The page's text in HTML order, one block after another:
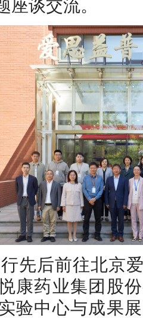
座谈交流。
先后前往北京
康药业集团股
验中心与成果
轮本科教育教学审核评估工作